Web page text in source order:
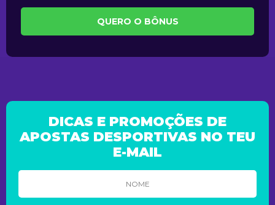
QUERO O BÔNUS
DICAS E PROMOÇÕES DE
APOSTAS DESPORTIVAS NO TEU
E-MAIL